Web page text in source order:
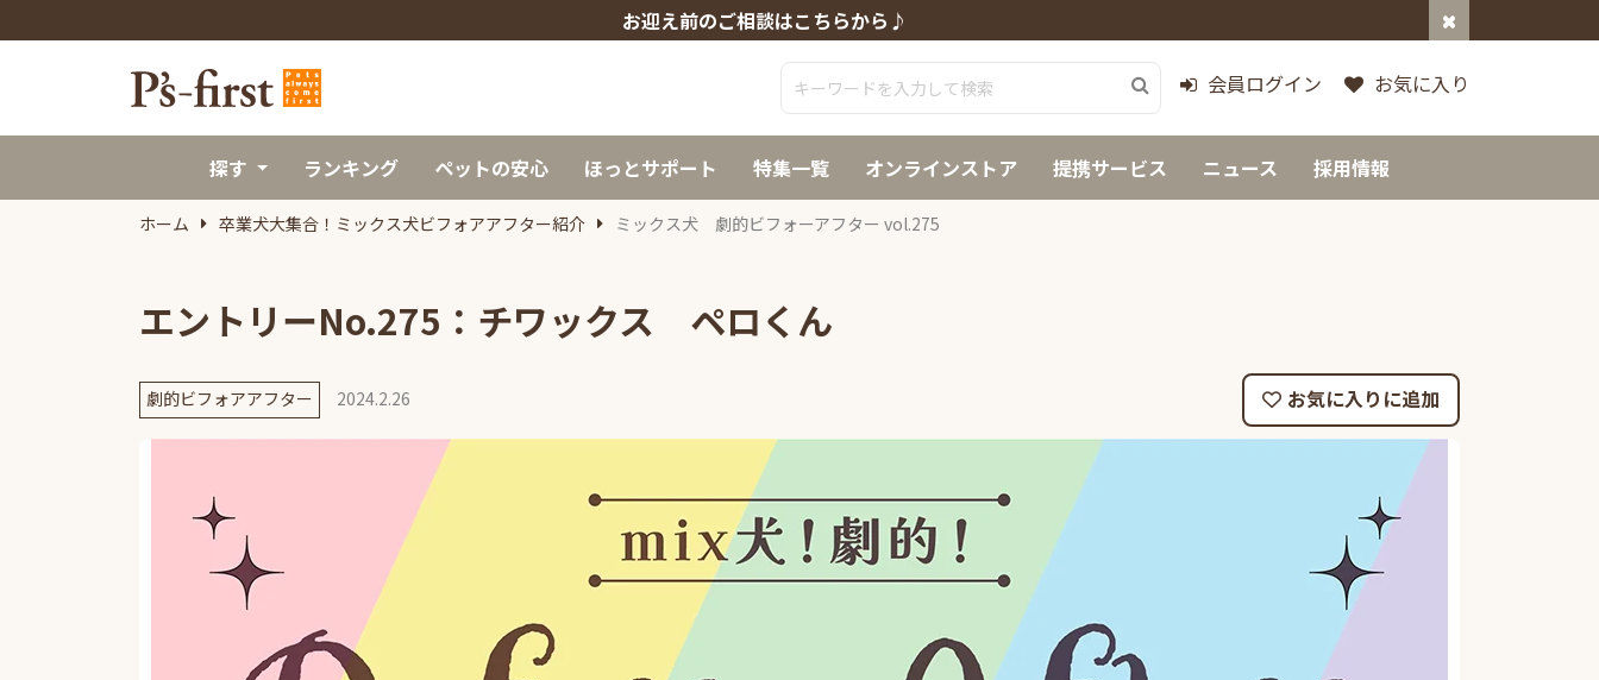
お迎え前のご相談はこちらから♪
会員ログイン お気に入り
探す ランキング ペットの安心 ほっとサポート 特集一覧 オンラインストア 提携サービス ニュース 採用情報
ホーム 卒業犬大集合！ミックス犬ビフォアアフター紹介 ミックス犬 劇的ビフォーアフター vol.275
エントリーNo.275：チワックス ペロくん
劇的ビフォアアフター 2024.2.26 お気に入りに追加